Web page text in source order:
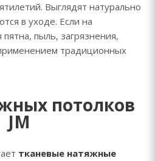
Выглядят натурально
в уходе. Если на
пыль, загрязнения,
традиционных
потолков
JM
тканевые натяжные